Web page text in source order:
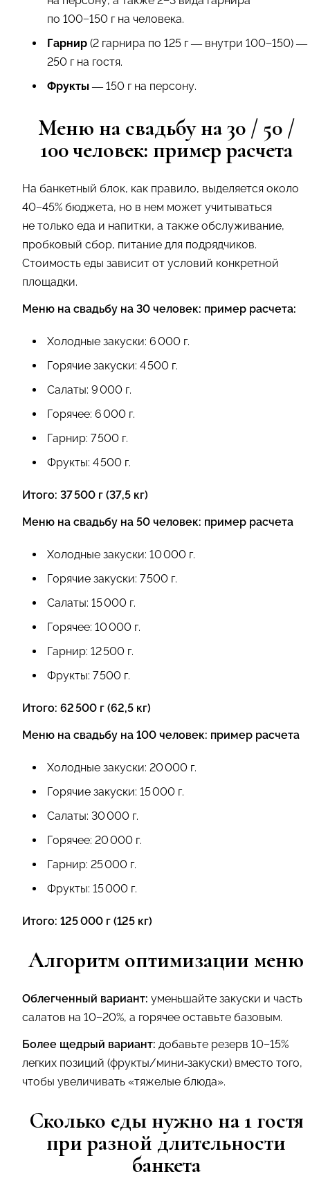
по 100−150 г на человека.
Гарнир (2 гарнира по 125 г — внутри 100−150) —
250 г на гостя.
Фрукты — 150 г на персону.
Меню на свадьбу на 30 / 50 /
100 человек: пример расчета
На банкетный блок, как правило, выделяется около
40−45% бюджета, но в нем может учитываться
не только еда и напитки, а также обслуживание,
пробковый сбор, питание для подрядчиков.
Стоимость еды зависит от условий конкретной
площадки.
Меню на свадьбу на 30 человек: пример расчета:
Холодные закуски: 6 000 г.
Горячие закуски: 4 500 г.
Салаты: 9 000 г.
Горячее: 6 000 г.
Гарнир: 7 500 г.
Фрукты: 4 500 г.
Итого: 37 500 г (37,5 кг)
Меню на свадьбу на 50 человек: пример расчета
Холодные закуски: 10 000 г.
Горячие закуски: 7 500 г.
Салаты: 15 000 г.
Горячее: 10 000 г.
Гарнир: 12 500 г.
Фрукты: 7 500 г.
Итого: 62 500 г (62,5 кг)
Меню на свадьбу на 100 человек: пример расчета
Холодные закуски: 20 000 г.
Горячие закуски: 15 000 г.
Салаты: 30 000 г.
Горячее: 20 000 г.
Гарнир: 25 000 г.
Фрукты: 15 000 г.
Итого: 125 000 г (125 кг)
Алгоритм оптимизации меню
Облегченный вариант: уменьшайте закуски и часть
салатов на 10−20%, а горячее оставьте базовым.
Более щедрый вариант: добавьте резерв 10−15%
легких позиций (фрукты/мини‑закуски) вместо того,
чтобы увеличивать «тяжелые блюда».
Сколько еды нужно на 1 гостя
при разной длительности
банкета